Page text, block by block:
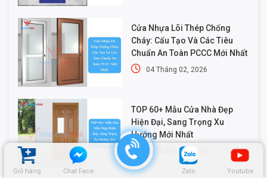
Giỏ hàng Chat Face Zalo Youtube
Cửa Nhựa Lõi Thép Chống
Cháy: Cấu Tạo Và Các Tiêu
Chuẩn An Toàn PCCC Mới Nhất
04 Tháng 02, 2026
TOP 60+ Mẫu Cửa Nhà Đẹp
Hiện Đại, Sang Trọng Xu
Hướng Mới Nhất
04 Tháng 02, 2026